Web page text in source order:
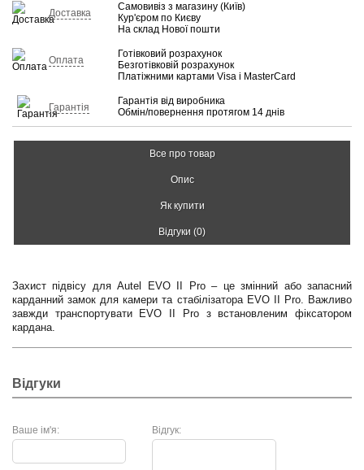
Доставка
Самовивіз з магазину (Київ)
Кур'єром по Києву
На склад Нової пошти
Оплата
Готівковий розрахунок
Безготівковій розрахунок
Платіжними картами Visa і MasterCard
Гарантія
Гарантія від виробника
Обмін/повернення протягом 14 днів
Все про товар
Опис
Як купити
Відгуки (0)
Захист підвісу для Autel EVO II Pro – це змінний або запасний
карданний замок для камери та стабілізатора EVO II Pro. Важливо
завжди транспортувати EVO II Pro з встановленим фіксатором
кардана.
Відгуки
Ваше ім'я: Відгук: